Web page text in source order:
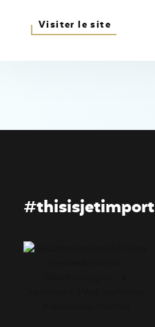
Visiter le site
#thisisjetimport